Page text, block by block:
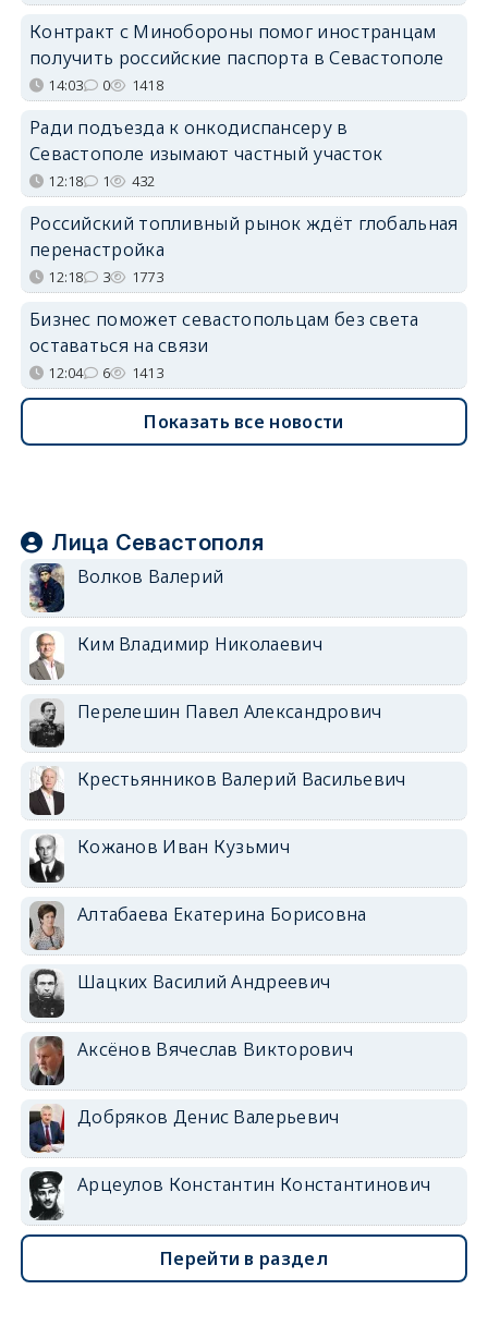
Контракт с Минобороны помог иностранцам
получить российские паспорта в Севастополе
14:03 0 1418
Ради подъезда к онкодиспансеру в
Севастополе изымают частный участок
12:18 1 432
Российский топливный рынок ждёт глобальная
перенастройка
12:18 3 1773
Бизнес поможет севастопольцам без света
оставаться на связи
12:04 6 1413
Показать все новости
Лица Севастополя
Волков Валерий
Ким Владимир Николаевич
Перелешин Павел Александрович
Крестьянников Валерий Васильевич
Кожанов Иван Кузьмич
Алтабаева Екатерина Борисовна
Шацких Василий Андреевич
Аксёнов Вячеслав Викторович
Добряков Денис Валерьевич
Арцеулов Константин Константинович
Перейти в раздел